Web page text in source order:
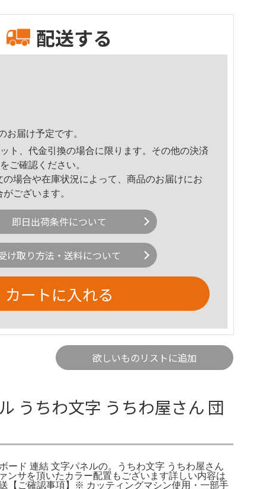
配送する
お届け予定です。
ト、代金引換の場合に限ります。その他の決済
をご確認ください。
場合や在庫状況によって、商品のお届けにお
ございます。
即日出荷条件について
け取り方法・送料について
カートに入れる
欲しいものリストに追加
うちわ文字 うちわ屋さん 団
ード 連結 文字パネルの。うちわ文字 うちわ屋さん
ンサを頂いたカラー配置もございます詳しい内容は
ご確認事項】※ カッティングマシン使用・一部手